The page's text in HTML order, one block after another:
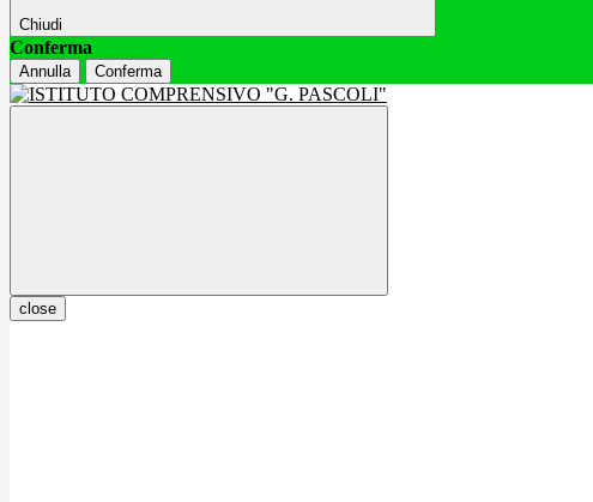
Chiudi
Conferma
Annulla Conferma
close